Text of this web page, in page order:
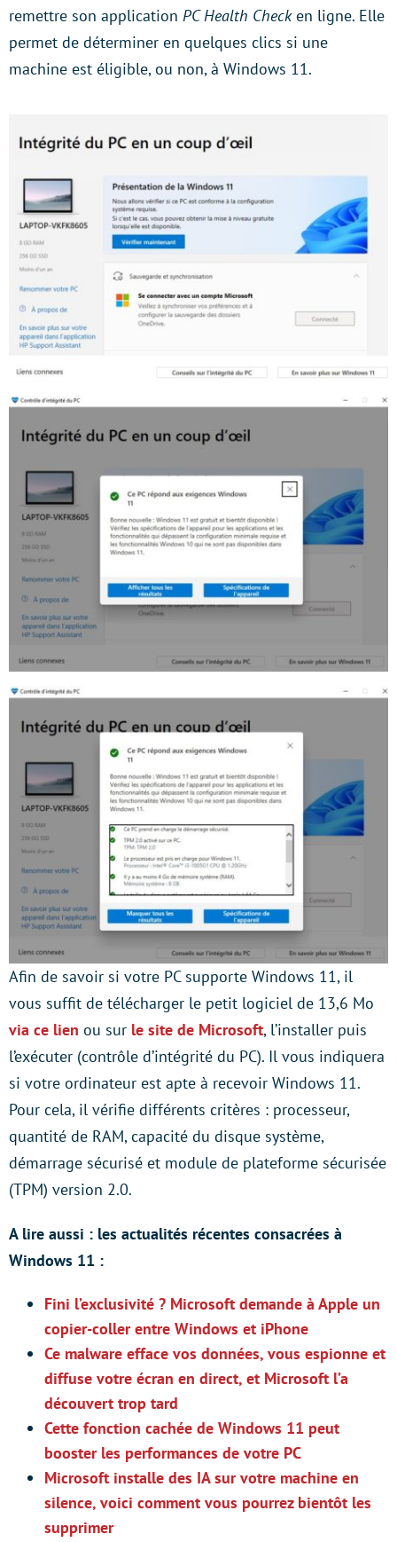
remettre son application PC Health Checken ligne. Elle
permet de déterminer en quelques clics si une
machine est éligible, ou non, à Windows 11.
Afin de savoir si votre PC supporte Windows 11, il
vous suffit de télécharger le petit logiciel de 13,6 Mo
via ce lien ou sur le site de Microsoft, l’installer puis
l’exécuter (contrôle d’intégrité du PC). Il vous indiquera
si votre ordinateur est apte à recevoir Windows 11.
Pour cela, il vérifie différents critères : processeur,
quantité de RAM, capacité du disque système,
démarrage sécurisé et module de plateforme sécurisée
(TPM) version 2.0.
A lire aussi : les actualités récentes consacrées à
Windows 11 :
Fini l’exclusivité ? Microsoft demande à Apple un
copier-coller entre Windows et iPhone
Ce malware efface vos données, vous espionne et
diffuse votre écran en direct, et Microsoft l’a
découvert trop tard
Cette fonction cachée de Windows 11 peut
booster les performances de votre PC
Microsoft installe des IA sur votre machine en
silence, voici comment vous pourrez bientôt les
supprimer